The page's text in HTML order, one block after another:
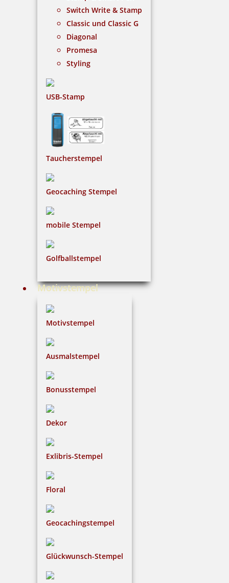
Switch Write & Stamp
Classic und Classic G
Diagonal
Promesa
Styling
USB-Stamp
Taucherstempel
Geocaching Stempel
mobile Stempel
Golfballstempel
Motivstempel
Motivstempel
Ausmalstempel
Bonusstempel
Dekor
Exlibris-Stempel
Floral
Geocachingstempel
Glückwunsch-Stempel
Braille Orientierungsschild 201 Grafik-Design
Braille Orientierungsschild 304 IT-Bereich
Braille Orientierungsschild 301 Konferenzraum